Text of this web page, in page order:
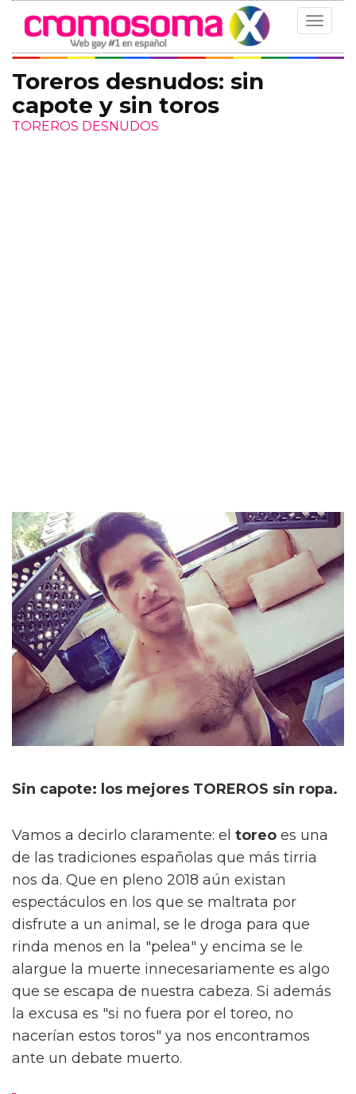
Toggle
Toreros desnudos: sin
capote y sin toros
TOREROS DESNUDOS
Sin capote: los mejores TOREROS sin ropa.
Vamos a decirlo claramente: el toreo es una
de las tradiciones españolas que más tirria
nos da. Que en pleno 2018 aún existan
espectáculos en los que se maltrata por
disfrute a un animal, se le droga para que
rinda menos en la "pelea" y encima se le
alargue la muerte innecesariamente es algo
que se escapa de nuestra cabeza. Si además
la excusa es "si no fuera por el toreo, no
nacerían estos toros" ya nos encontramos
ante un debate muerto.